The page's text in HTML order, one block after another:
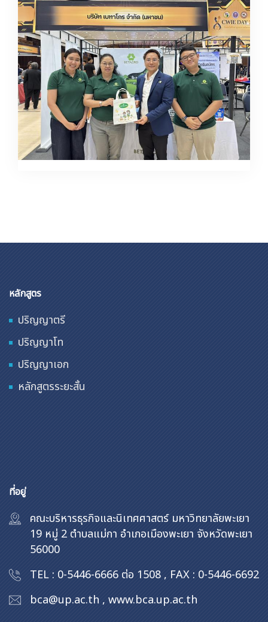
หลักสูตร
ปริญญาตรี
ปริญญาโท
ปริญญาเอก
หลักสูตรระยะสั้น
ที่อยู่
คณะบริหารธุรกิจและนิเทศศาสตร์ มหาวิทยาลัยพะเยา
19 หมู่ 2 ตำบลแม่กา อำเภอเมืองพะเยา จังหวัดพะเยา
56000
TEL : 0-5446-6666 ต่อ 1508, FAX : 0-5446-6692
bca@up.ac.th , www.bca.up.ac.th